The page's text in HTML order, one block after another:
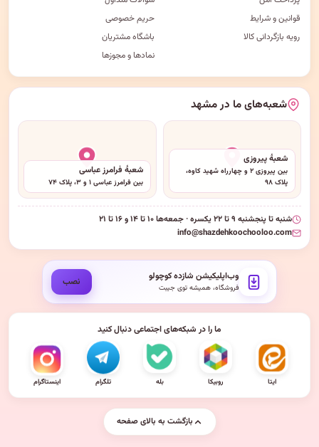
قوانین و شرایط
رویه بازگردانی کالا
حریم خصوصی
باشگاه مشتریان
نمادها و مجوزها
شعبه‌های ما در مشهد
شعبهٔ پیروزی
بین پیروزی ۲ و چهارراه شهید کاوه،
پلاک ۹۸
شعبهٔ فرامرز عباسی
بین فرامرز عباسی ۱ و ۳، پلاک ۷۴
شنبه تا پنجشنبه ۹ تا ۲۲ یکسره · جمعه‌ها ۱۰ تا ۱۴ و ۱۶ تا ۲۱
info@shazdehkoochooloo.com
وب‌اپلیکیشن شازده کوچولو
فروشگاه، همیشه توی جیبت نصب
ما را در شبکه‌های اجتماعی دنبال کنید
ایتا روبیکا بله تلگرام اینستاگرام
بازگشت به بالای صفحه